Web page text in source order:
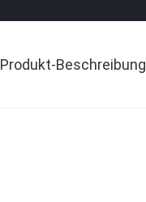
Produkt-Beschreibung